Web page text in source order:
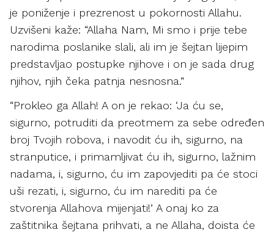
je poniženje i prezrenost u pokornosti Allahu.
Uzvišeni kaže: “Allaha Nam, Mi smo i prije tebe
narodima poslanike slali, ali im je šejtan lijepim
predstavljao postupke njihove i on je sada drug
njihov, njih čeka patnja nesnosna.”
“Prokleo ga Allah! A on je rekao: ‘Ja ću se,
sigurno, potruditi da preotmem za sebe određen
broj Tvojih robova, i navodit ću ih, sigurno, na
stranputice, i primamljivat ću ih, sigurno, lažnim
nadama, i, sigurno, ću im zapovjediti pa će stoci
uši rezati, i, sigurno, ću im narediti pa će
stvorenja Allahova mijenjati!’ A onaj ko za
zaštitnika šejtana prihvati, a ne Allaha, doista će